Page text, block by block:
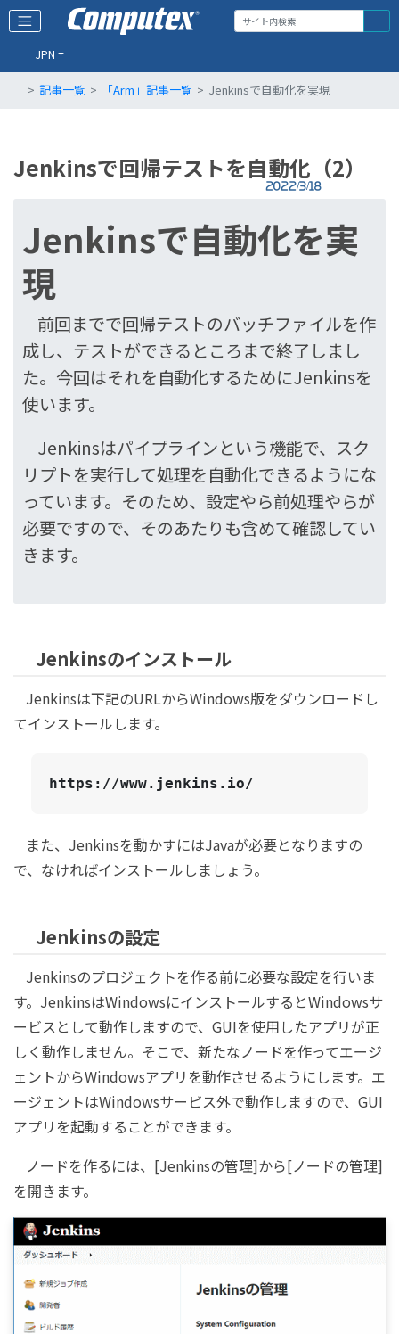
JPN
記事一覧 「Arm」記事一覧 Jenkinsで自動化を実現
Jenkinsで回帰テストを自動化（2）
2022/3/18
Jenkinsで自動化を実
現
前回までで回帰テストのバッチファイルを作
成し、テストができるところまで終了しまし
た。今回はそれを自動化するためにJenkinsを
使います。
Jenkinsはパイプラインという機能で、スク
リプトを実行して処理を自動化できるようにな
っています。そのため、設定やら前処理やらが
必要ですので、そのあたりも含めて確認してい
きます。
Jenkinsのインストール
Jenkinsは下記のURLからWindows版をダウンロードし
てインストールします。
https://www.jenkins.io/
また、Jenkinsを動かすにはJavaが必要となりますの
で、なければインストールしましょう。
Jenkinsの設定
Jenkinsのプロジェクトを作る前に必要な設定を行いま
す。JenkinsはWindowsにインストールするとWindowsサ
ービスとして動作しますので、GUIを使用したアプリが正
しく動作しません。そこで、新たなノードを作ってエージ
ェントからWindowsアプリを動作させるようにします。エ
ージェントはWindowsサービス外で動作しますので、GUI
アプリを起動することができます。
ノードを作るには、[Jenkinsの管理]から[ノードの管理]
を開きます。